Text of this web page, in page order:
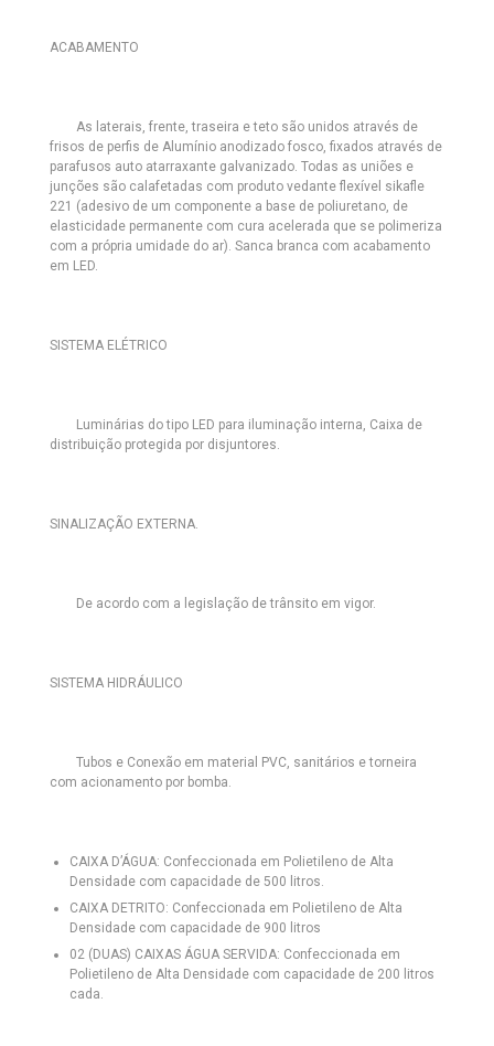
ACABAMENTO
As laterais, frente, traseira e teto são unidos através de
frisos de perfis de Alumínio anodizado fosco, fixados através de
parafusos auto atarraxante galvanizado. Todas as uniões e
junções são calafetadas com produto vedante flexível sikafle
221 (adesivo de um componente a base de poliuretano, de
elasticidade permanente com cura acelerada que se polimeriza
com a própria umidade do ar). Sanca branca com acabamento
em LED.
SISTEMA ELÉTRICO
Luminárias do tipo LED para iluminação interna, Caixa de
distribuição protegida por disjuntores.
SINALIZAÇÃO EXTERNA.
De acordo com a legislação de trânsito em vigor.
SISTEMA HIDRÁULICO
Tubos e Conexão em material PVC, sanitários e torneira
com acionamento por bomba.
CAIXA D’ÁGUA: Confeccionada em Polietileno de Alta
Densidade com capacidade de 500 litros.
CAIXA DETRITO: Confeccionada em Polietileno de Alta
Densidade com capacidade de 900 litros
02 (DUAS) CAIXAS ÁGUA SERVIDA: Confeccionada em
Polietileno de Alta Densidade com capacidade de 200 litros
cada.